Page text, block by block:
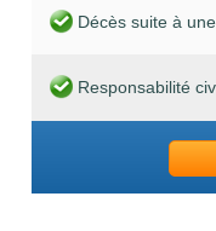
Décès suite à
Responsabilité